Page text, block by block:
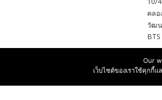
คลอ
วัฒ
Our
เว็บไซต์ของเราใช้คุกกี้